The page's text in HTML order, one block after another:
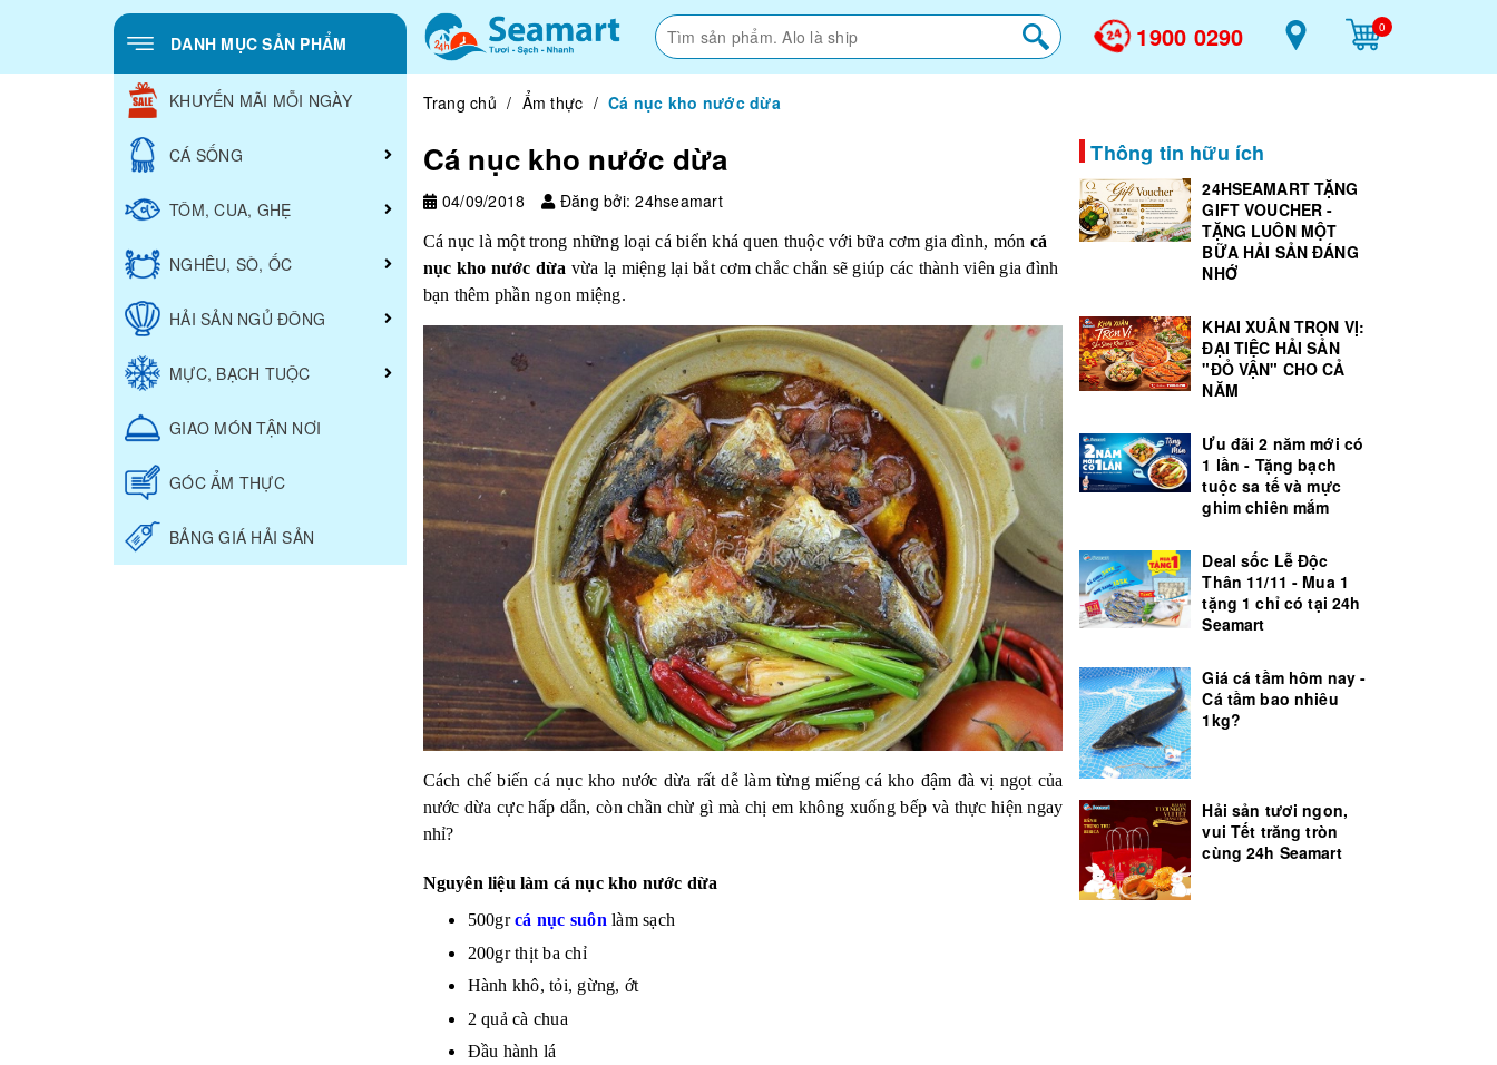
DANH MỤC SẢN PHẨM
KHUYẾN MÃI MỖI NGÀY
CÁ SỐNG
TÔM, CUA, GHẸ
NGHÊU, SÒ, ỐC
HẢI SẢN NGỦ ĐÔNG
MỰC, BẠCH TUỘC
GIAO MÓN TẬN NƠI
GÓC ẨM THỰC
BẢNG GIÁ HẢI SẢN
1900 0290 0
Trang chủ / Ẩm thực / Cá nục kho nước dừa
Cá nục kho nước dừa
04/09/2018 Đăng bởi: 24hseamart
Cá nục là một trong những loại cá biển khá quen thuộc với bữa cơm gia đình, món cá
nục kho nước dừa vừa lạ miệng lại bắt cơm chắc chắn sẽ giúp các thành viên gia đình
bạn thêm phần ngon miệng.
Cách chế biến cá nục kho nước dừa rất dễ làm từng miếng cá kho đậm đà vị ngọt của
nước dừa cực hấp dẫn, còn chần chừ gì mà chị em không xuống bếp và thực hiện ngay
nhỉ?
Nguyên liệu làm cá nục kho nước dừa
500gr cá nục suôn làm sạch
200gr thịt ba chỉ
Hành khô, tỏi, gừng, ớt
2 quả cà chua
Đầu hành lá
Thông tin hữu ích
24HSEAMART TẶNG
GIFT VOUCHER -
TẶNG LUÔN MỘT
BỮA HẢI SẢN ĐÁNG
NHỚ
KHAI XUÂN TRỌN VỊ:
ĐẠI TIỆC HẢI SẢN
"ĐỎ VẬN" CHO CẢ
NĂM
Ưu đãi 2 năm mới có
1 lần - Tặng bạch
tuộc sa tế và mực
ghim chiên mắm
Deal sốc Lễ Độc
Thân 11/11 - Mua 1
tặng 1 chỉ có tại 24h
Seamart
Giá cá tầm hôm nay -
Cá tầm bao nhiêu
1kg?
Hải sản tươi ngon,
vui Tết trăng tròn
cùng 24h Seamart